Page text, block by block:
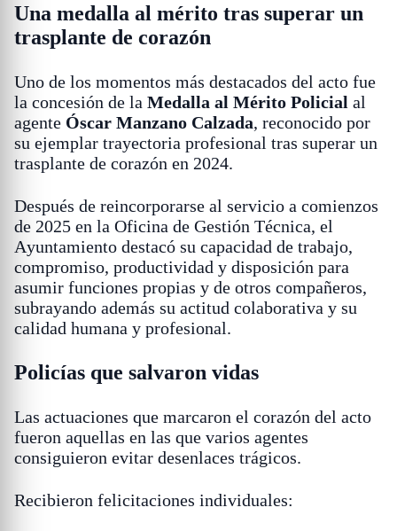
Una medalla al mérito tras superar un
trasplante de corazón
Uno de los momentos más destacados del acto fue
la concesión de la Medalla al Mérito Policial al
agente Óscar Manzano Calzada, reconocido por
su ejemplar trayectoria profesional tras superar un
trasplante de corazón en 2024.
Después de reincorporarse al servicio a comienzos
de 2025 en la Oficina de Gestión Técnica, el
Ayuntamiento destacó su capacidad de trabajo,
compromiso, productividad y disposición para
asumir funciones propias y de otros compañeros,
subrayando además su actitud colaborativa y su
calidad humana y profesional.
Policías que salvaron vidas
Las actuaciones que marcaron el corazón del acto
fueron aquellas en las que varios agentes
consiguieron evitar desenlaces trágicos.
Recibieron felicitaciones individuales: